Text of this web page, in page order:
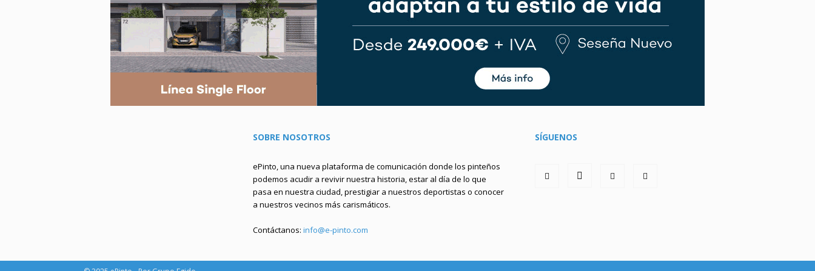
SOBRE NOSOTROS
ePinto, una nueva plataforma de comunicación donde los pinteños
podemos acudir a revivir nuestra historia, estar al día de lo que
pasa en nuestra ciudad, prestigiar a nuestros deportistas o conocer
a nuestros vecinos más carismáticos.
Contáctanos: info@e-pinto.com
SÍGUENOS